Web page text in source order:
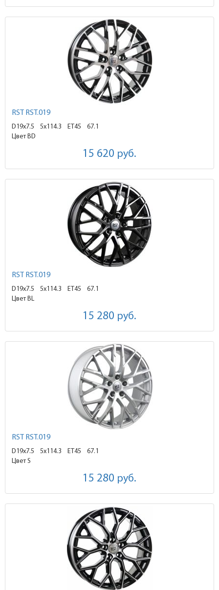
RST RST.019
D19x7.5 5x114.3 ET45
67.1
Цвет BD
15 620 руб.
RST RST.019
D19x7.5 5x114.3 ET45
67.1
Цвет BL
15 280 руб.
RST RST.019
D19x7.5 5x114.3 ET45
67.1
Цвет S
15 280 руб.